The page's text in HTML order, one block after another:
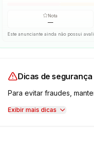
Nota
—
Este anunciante ainda não possui
Dicas de segurança
Para evitar fraudes,
Exibir mais dicas